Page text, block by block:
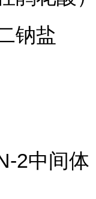
钠盐
2中间体